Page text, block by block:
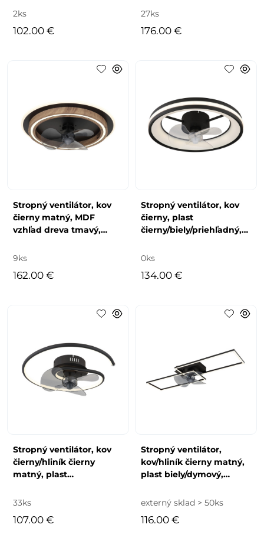
nástenného
2ks
102.00 €
niekoľko úro
27ks
176.00 €
Stropný ventilátor, kov
čierny matný, MDF
vzhľad dreva tmavý,
stmievateľný, niek
9ks
162.00 €
Stropný ventilátor, kov
čierny, plast
čierny/biely/priehľadný,
úrovní pomocou
0ks
134.00 €
Stropný ventilátor, kov
čierny/hliník čierny
matný, plast
stmievateľný, niekoľko
33ks
107.00 €
Stropný ventilátor,
kov/hliník čierny matný,
plast biely/dymový,
úrovní cez n
externý sklad > 50ks
116.00 €